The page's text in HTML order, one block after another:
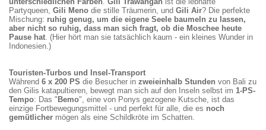
Partyqueen, Gili Meno die stille Träumerin, und Gili Air? Die perfekte
Mischung: ruhig genug, um die eigene Seele baumeln zu lassen,
aber nicht so ruhig, dass man sich fragt, ob die Moschee heute
Pause hat. (Hier hört man sie tatsächlich kaum - ein kleines Wunder in
Indonesien.)
Touristen-Turbos und Insel-Transport
Während 6 x 200 PS die Besucher in zweieinhalb Stunden von Bali zu
den Gilis katapultieren, bewegt man sich auf den Inseln selbst im 1-PS-
Tempo: Das " Bemo", eine von Ponys gezogene Kutsche, ist das
einzige Fortbewegungsmittel - und perfekt für alle, die es noch
gemütlicher mögen als eine Schildkröte im Schatten.
Es
so
wie
F1
in
Monaco
6
x
Wrack
am
Strand
Norden
von